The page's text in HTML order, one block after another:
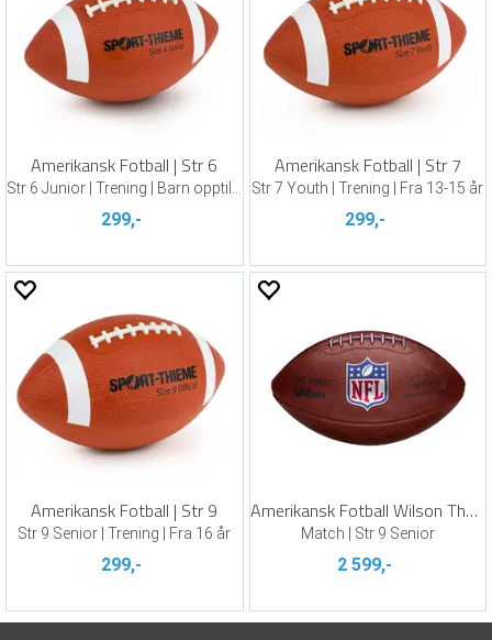
Amerikansk Fotball | Str 6
299,-
Amerikansk Fotball | Str 7
Str 7 Youth | Trening | Fra 13-15 år
299,-
Amerikansk Fotball | Str 9
Str 9 Senior | Trening | Fra 16 år
299,-
Amerikansk Fotball Wilson The Duke NFL
Match | Str 9 Senior
2 599,-